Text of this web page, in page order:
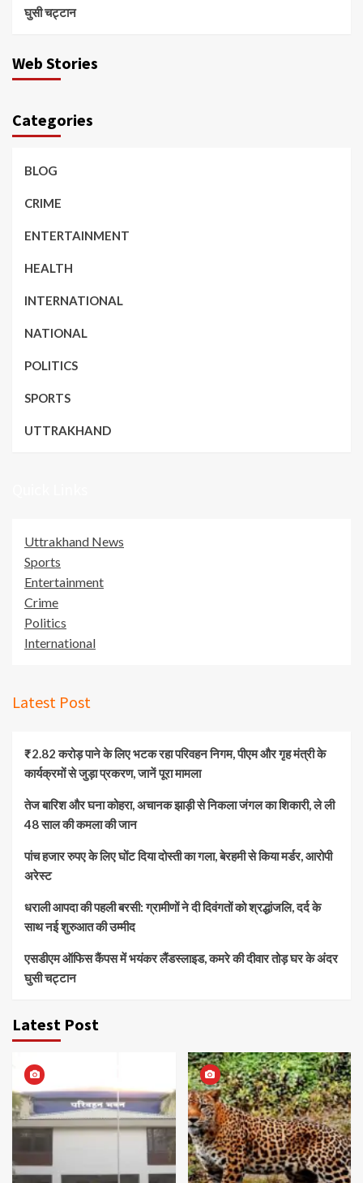
घुसी चट्टान
Web Stories
Categories
BLOG
CRIME
ENTERTAINMENT
HEALTH
INTERNATIONAL
NATIONAL
POLITICS
SPORTS
UTTRAKHAND
Uttrakhand News
Sports
Entertainment
Crime
Politics
International
Latest Post
₹2.82 करोड़ पाने के लिए भटक रहा परिवहन निगम, पीएम और गृह मंत्री के
कार्यक्रमों से जुड़ा प्रकरण, जानें पूरा मामला
तेज बारिश और घना कोहरा, अचानक झाड़ी से निकला जंगल का शिकारी, ले ली
48 साल की कमला की जान
पांच हजार रुपए के लिए घोंट दिया दोस्ती का गला, बेरहमी से किया मर्डर, आरोपी
अरेस्ट
धराली आपदा की पहली बरसी: ग्रामीणों ने दी दिवंगतों को श्रद्धांजलि, दर्द के
साथ नई शुरुआत की उम्मीद
एसडीएम ऑफिस कैंपस में भयंकर लैंडस्लाइड, कमरे की दीवार तोड़ घर के अंदर
घुसी चट्टान
Latest Post